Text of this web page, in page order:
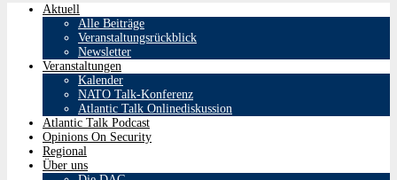
Aktuell
Alle Beiträge
Veranstaltungsrückblick
Newsletter
Veranstaltungen
Kalender
NATO Talk-Konferenz
Atlantic Talk Onlinediskussion
Atlantic Talk Podcast
Opinions On Security
Regional
Über uns